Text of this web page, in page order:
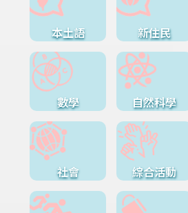
本土語 新住民
數學 自然科學
社會 綜合活動